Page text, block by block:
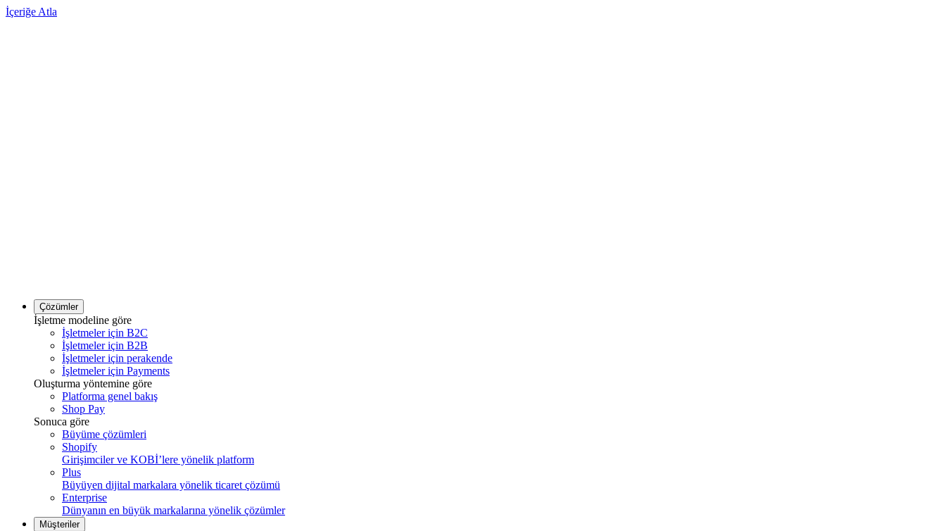
İçeriğe Atla
Çözümler
İşletme modeline göre
İşletmeler için B2C
İşletmeler için B2B
İşletmeler için perakende
İşletmeler için Payments
Oluşturma yöntemine göre
Platforma genel bakış
Shop Pay
Sonuca göre
Büyüme çözümleri
Shopify
Girişimciler ve KOBİ’lere yönelik platform
Plus
Büyüyen dijital markalara yönelik ticaret çözümü
Enterprise
Dünyanın en büyük markalarına yönelik çözümler
Müşteriler